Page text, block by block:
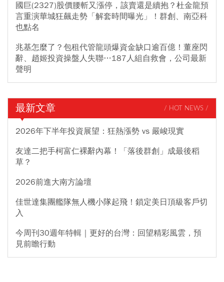
國巨(2327)股價腰斬又漲停，該賣還是續抱？杜金龍預
言重演華城狂飆走勢「解套時間曝光」！群創、南亞科
也點名
兆基怎麼了？包租代管龍頭爆資金缺口逾百億！董座閃
辭、趙姬投資操盤人失聯…187人組自救會，公司最新
聲明
最新文章 / HOT NEWS /
2026年下半年投資展望：狂熱漲勢 vs 嚴峻現實
友達二把手柯富仁裸辭內幕！「落後群創」成最後稻
草？
2026前進大南方論壇
佳世達集團艦隊無人機小隊起飛！鎖定美日頂級客戶切
入
今周刊30週年特輯｜更好的台灣：回望精彩風雲，預
見前瞻行動